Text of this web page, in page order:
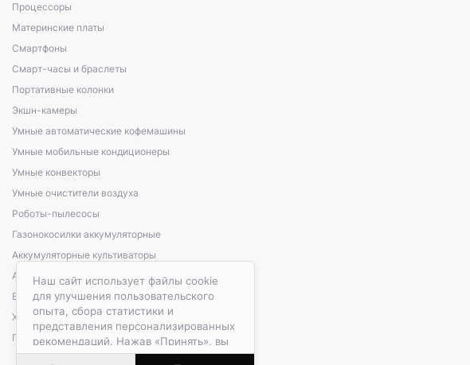
Наш сайт использует файлы cookie
для улучшения пользовательского
опыта, сбора статистики и
представления персонализированных
рекомендаций. Нажав «Принять», вы
даете согласие на обработку файлов
Процессоры
Материнские платы
Смартфоны
Смарт-часы и браслеты
Портативные колонки
Экшн-камеры
Умные автоматические кофемашины
Умные мобильные кондиционеры
Умные конвекторы
Умные очистители воздуха
Роботы-пылесосы
Газонокосилки аккумуляторные
Аккумуляторные культиваторы
Аккумуляторные кусторезы, сучкорезы
Варочные панели электрические
Холодильники автомобильные
Портативные зарядные станции